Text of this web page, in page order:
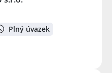
Plný úvazek